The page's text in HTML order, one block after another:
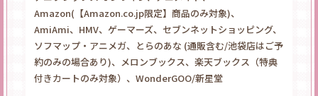
Amazon(【Amazon.co.jp限定】商品のみ対象)、
AmiAmi、HMV、ゲーマーズ、セブンネットショッピング、
ソフマップ・アニメガ、とらのあな (通販含む/池袋店はご予
約のみの場合あり)、メロンブックス、楽天ブックス（特典
付きカートのみ対象）、WonderGOO/新星堂